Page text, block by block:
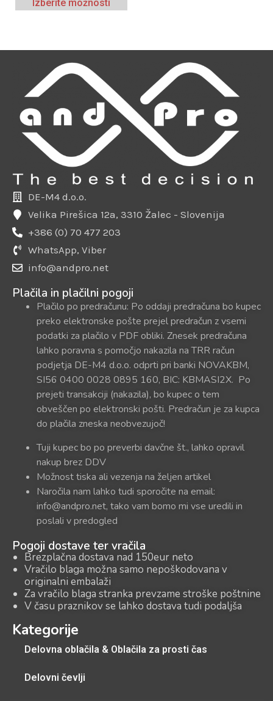
Izberite možnosti
DE-M4 d.o.o.
Velika Pirešica 12a, 3310 Žalec - Slovenija
+386 (0) 70 477 203
WhatsApp, Viber
info@andpro.net
Plačila in plačilni pogoji
Plačilo po predračunu: Po oddaji predračuna bo kupec
preko elektronske pošte prejel predračun z vsemi
podatki za plačilo v PDF obliki. Znesek predračuna
lahko poravna s pomočjo nakazila na TRR račun
podjetja DE-M4 d.o.o. odprti pri banki NOVAKBM,
SI56 0400 0028 0895 160, BIC: KBMASI2X. Po
prejeti transakciji (nakazila), bo kupec o tem
obveščen po elektronski pošti. Predračun je za kupca
do plačila zneska neobvezujoč!
Tuji kupec bo po preverbi davčne št., lahko opravil
nakup brez DDV
Možnost tiska ali vezenja na željen artikel
Naročila nam lahko tudi sporočite na email:
info@andpro.net, tako vam bomo mi vse uredili in
poslali v predogled
Pogoji dostave ter vračila
Brezplačna dostava nad 150eur neto
Vračilo blaga možna samo nepoškodovana v
originalni embalaži
Za vračilo blaga stranka prevzame stroške poštnine
V času praznikov se lahko dostava tudi podaljša
Kategorije
Delovna oblačila & Oblačila za prosti čas
Delovni čevlji